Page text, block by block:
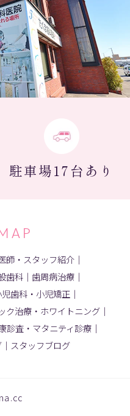
駐車場17台あり
師・スタッフ紹介 ｜
歯科｜ 歯周病治療｜
歯科・小児矯正 ｜
ク治療・ホワイトニング｜
診査・マタニティ診療｜
｜ スタッフブログ